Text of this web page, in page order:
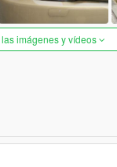
imágenes y vídeos